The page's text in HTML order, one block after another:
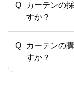
カーテンの
すか？
カーテンの
すか？